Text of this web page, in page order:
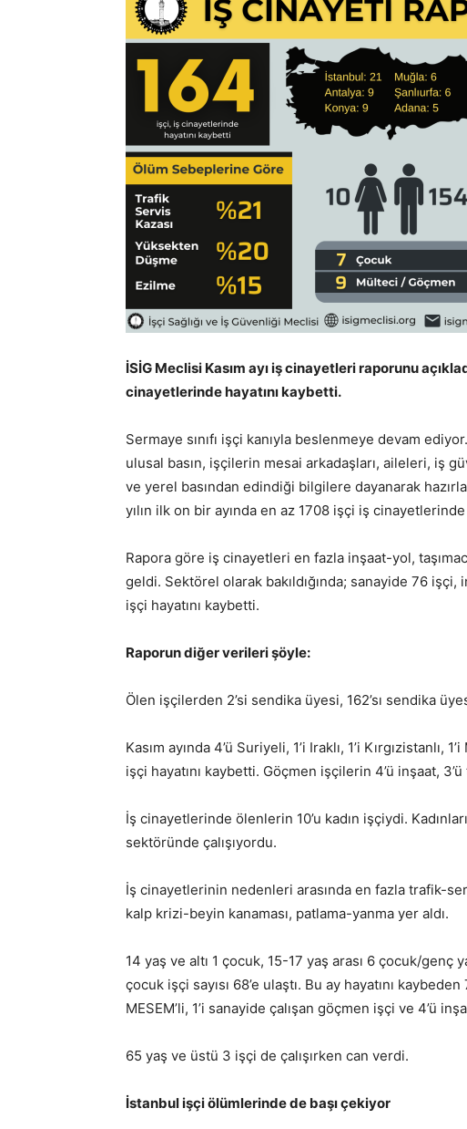
İSİG Meclisi Kasım ayı iş cinayetleri raporunu
cinayetlerinde hayatını kaybetti.
Sermaye sınıfı işçi kanıyla beslenmeye devam
ulusal basın, işçilerin mesai arkadaşları, aileleri, iş
ve yerel basından edindiği bilgilere dayanarak
yılın ilk on bir ayında en az 1708 işçi iş cinayetlerinde
Rapora göre iş cinayetleri en fazla inşaat-yol,
geldi. Sektörel olarak bakıldığında; sanayide 76
işçi hayatını kaybetti.
Raporun diğer verileri şöyle:
Ölen işçilerden 2’si sendika üyesi, 162’sı sendika
Kasım ayında 4’ü Suriyeli, 1’i Iraklı, 1’i Kırgızistanlı,
işçi hayatını kaybetti. Göçmen işçilerin 4’ü inşaat,
İş cinayetlerinde ölenlerin 10’u kadın işçiydi.
sektöründe çalışıyordu.
İş cinayetlerinin nedenleri arasında en fazla trafik-
kalp krizi-beyin kanaması, patlama-yanma yer aldı.
14 yaş ve altı 1 çocuk, 15-17 yaş arası 6 çocuk/genç
çocuk işçi sayısı 68’e ulaştı. Bu ay hayatını
MESEM’li, 1’i sanayide çalışan göçmen işçi ve 4’ü
65 yaş ve üstü 3 işçi de çalışırken can verdi.
İstanbul işçi ölümlerinde de başı çekiyor